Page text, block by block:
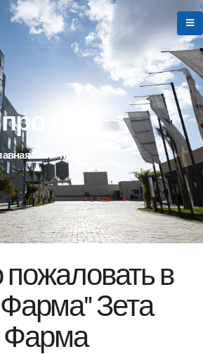
про нас
> про нас
пожаловать в
Зета
Фарма